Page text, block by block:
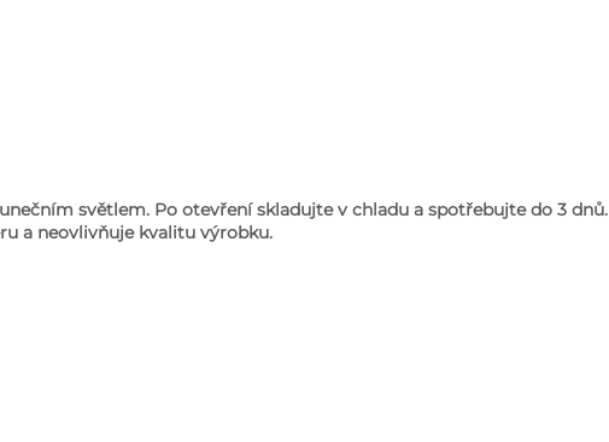
světlem. Po otevření skladujte v chladu a spotřebujte do 3 dnů.
a neovlivňuje kvalitu výrobku.